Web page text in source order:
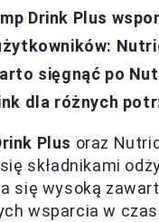
Drink Plus
sięgnąć po
dla różnych
Plus oraz
składnikami
się wysoką
wsparcia w